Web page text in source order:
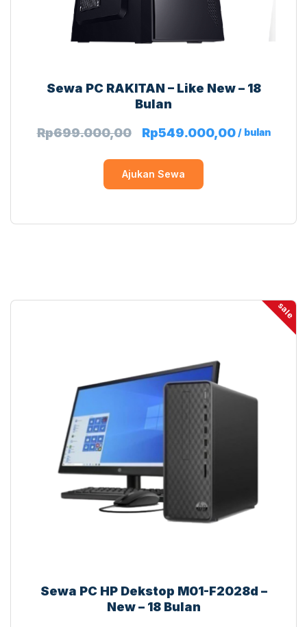
Sewa PC RAKITAN – Like New – 18
Bulan
Rp699.000,00 Rp549.000,00/ bulan
Ajukan Sewa
sale
Sewa PC HP Dekstop M01-F2028d –
New – 18 Bulan